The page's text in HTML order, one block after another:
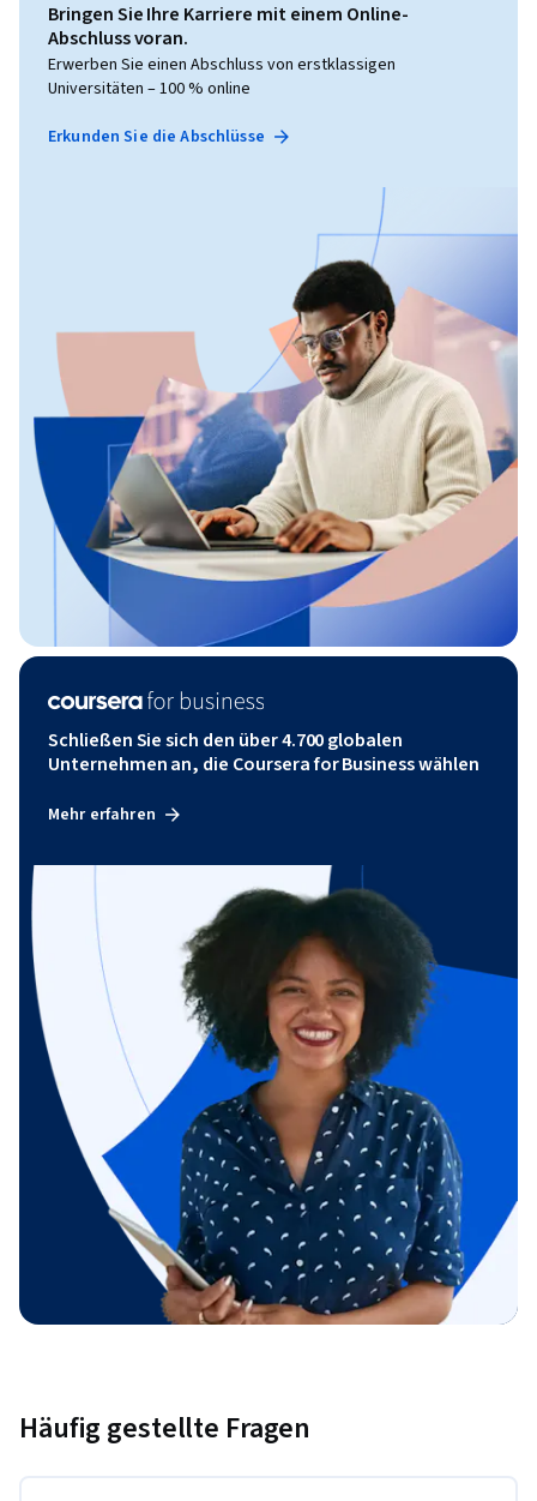
Bringen Sie Ihre Karriere mit einem Online-
Abschluss voran.
Erwerben Sie einen Abschluss von erstklassigen
Universitäten – 100 % online
Erkunden Sie die Abschlüsse
Schließen Sie sich den über 4.700 globalen
Unternehmen an, die Coursera for Business wählen
Mehr erfahren
Häufig gestellte Fragen